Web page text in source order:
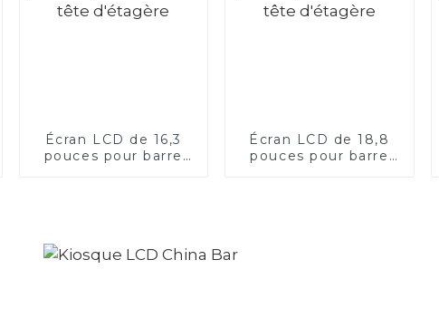
Écran LCD de 16,3
pouces pour barre
Écran LCD de 18,8
pouces pour barre